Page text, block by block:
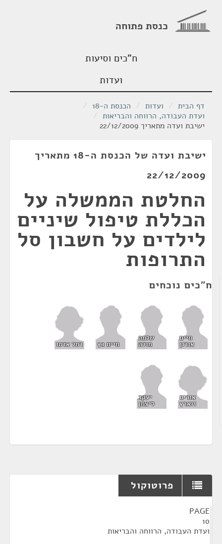
כנסת פתוחה
ח"כים וסיעות
ועדות
דף הבית / ועדות / הכנסת ה-18
/
ועדת העבודה, הרווחה והבריאות /
ישיבת ועדה מתאריך 22/12/2009
ישיבת ועדה של הכנסת ה-18 מתאריך
22/12/2009
החלטת הממשלה על
הכללת טיפול שיניים
לילדים על חשבון סל
התרופות
ח"כים נוכחים
חיים
אורון
שלמה
מולה חיים כץ רחל אדטו
אורית
זוארץ
יעקב
ליצמן
פרוטוקול
PAGE
10
ועדת העבודה, הרווחה והבריאות